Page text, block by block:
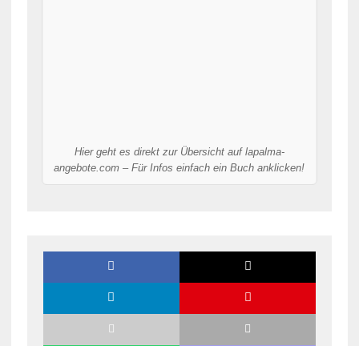
Hier geht es direkt zur Übersicht auf lapalma-
angebote.com – Für Infos einfach ein Buch anklicken!